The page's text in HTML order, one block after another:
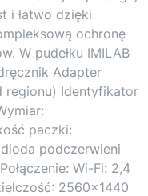
i łatwo dzięki
ochronę
W pudełku IMILAB
Adapter
regionu) Identyfikator
paczki:
podczerwieni
Wi-Fi: 2,4
2560×1440